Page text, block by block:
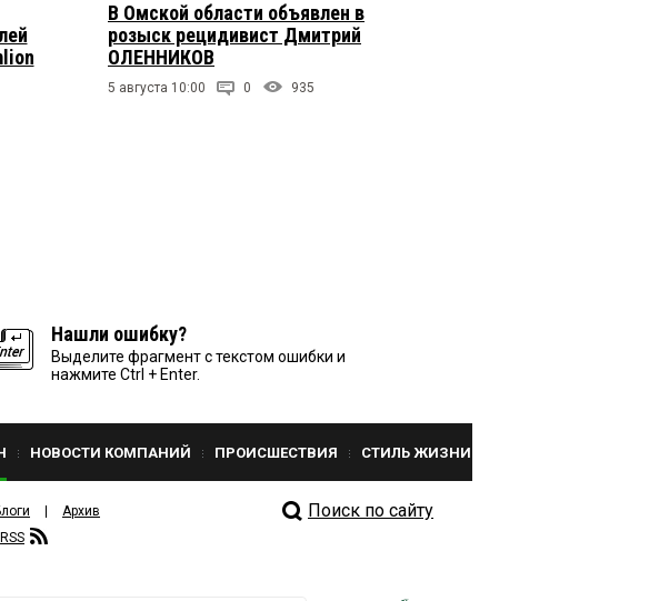
В Омской области объявлен в
розыск рецидивист Дмитрий
ОЛЕННИКОВ
5 августа 10:00 0 935
Нашли ошибку?
Выделите фрагмент с текстом ошибки и
нажмите Ctrl + Enter.
НОВОСТИ КОМПАНИЙ ПРОИСШЕСТВИЯ СТИЛЬ ЖИЗНИ
Архив
RSS
Поиск по сайту